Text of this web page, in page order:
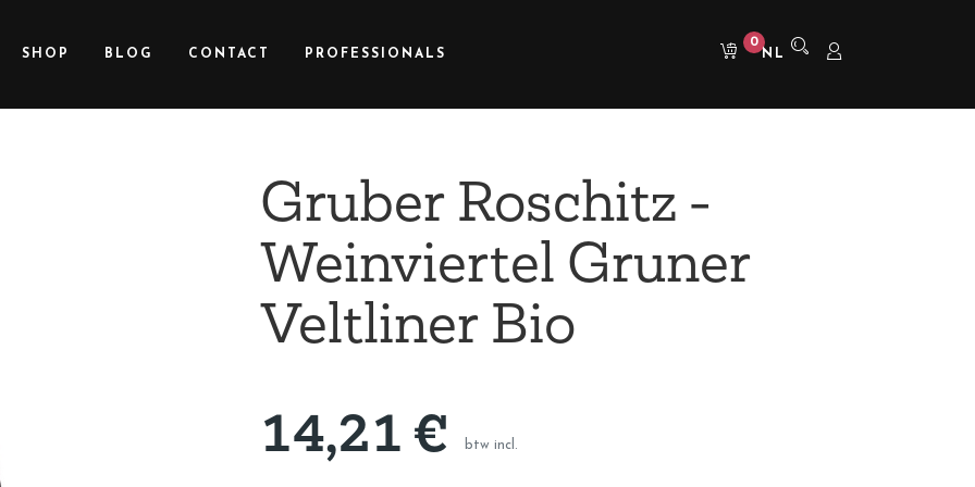
SHOP BLOG CONTACT PROFESSIONALS
0
NL
Gruber Roschitz -
Weinviertel Gruner
Veltliner Bio
14,21 € btw incl.